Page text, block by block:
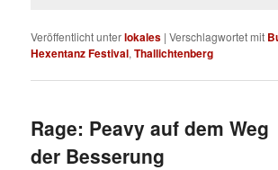
Veröffentlicht unterlokales |Verschlagwortet mit
Hexentanz Festival,Thallichtenberg
Rage: Peavy auf dem Weg
der Besserung